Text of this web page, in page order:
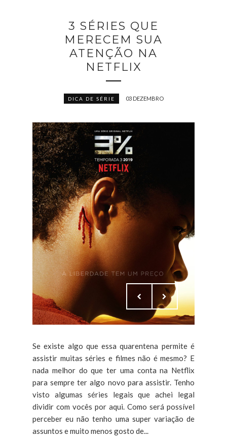
3 SÉRIES QUE
MERECEM SUA
ATENÇÃO NA
NETFLIX
DICA DE SÉRIE 03 DEZEMBRO
Se existe algo que essa quarentena permite é
assistir muitas séries e filmes não é mesmo? E
nada melhor do que ter uma conta na Netflix
para sempre ter algo novo para assistir. Tenho
visto algumas séries legais que achei legal
dividir com vocês por aqui. Como será possível
perceber eu não tenho uma super variação de
assuntos e muito menos gosto de...